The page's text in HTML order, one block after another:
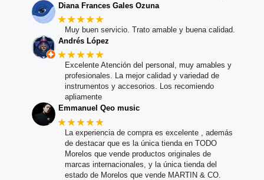
Diana Frances Gales Ozuna
★★★★★
Muy buen servicio. Trato amable y buena calidad.
Andrés López
★★★★★
Excelente Atención del personal, muy amables y
profesionales. La mejor calidad y variedad de
instrumentos y accesorios. Los recomiendo
apliamente
Emmanuel Qeo music
★★★★★
La experiencia de compra es excelente , además
de destacar que es la única tienda en TODO
Morelos que vende productos originales de
marcas internacionales, y la única tienda del
estado de Morelos que vende MARTIN & CO.